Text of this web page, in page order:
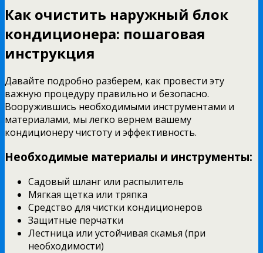
Как очистить наружный блок
кондиционера: пошаговая
инструкция
Давайте подробно разберем, как провести эту
важную процедуру правильно и безопасно.
Вооружившись необходимыми инструментами и
материалами, мы легко вернем вашему
кондиционеру чистоту и эффективность.
Необходимые материалы и инструменты:
Садовый шланг или распылитель
Мягкая щетка или тряпка
Средство для чистки кондиционеров
Защитные перчатки
Лестница или устойчивая скамья (при
необходимости)